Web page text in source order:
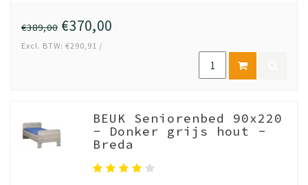
€389,00 €370,00
Excl. BTW: €290,91 /
BEUK Seniorenbed 90x220
- Donker grijs hout -
Breda